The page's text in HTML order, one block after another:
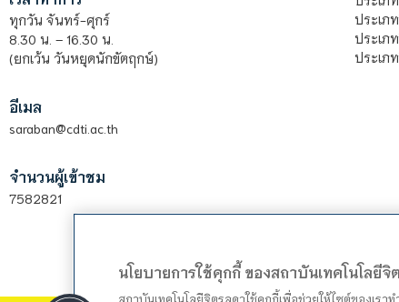
ทุกวัน จันทร์-ศุกร์
8.30 น. – 16.30 น.
(ยกเว้น วันหยุดนักขัตฤกษ์)
อีเมล
saraban@cdti.ac.th
จำนวนผู้เข้าชม
7582821
ประเภ
ประเภ
ประเภ
นโยบายการใช้คุกกี้ ของสถาบันเทคโนโลยีจิ
สถาบันเทคโนโลยีจิตรลดาใช้คุกกี้เพื่อช่วยให้ไซต์ของเร